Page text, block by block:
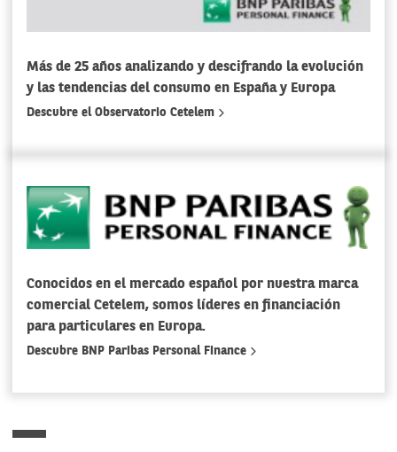
Más de 25 años analizando y descifrando la evolución
y las tendencias del consumo en España y Europa
Descubre el Observatorio Cetelem
Conocidos en el mercado español por nuestra marca
comercial Cetelem, somos líderes en financiación
para particulares en Europa.
Descubre BNP Paribas Personal Finance